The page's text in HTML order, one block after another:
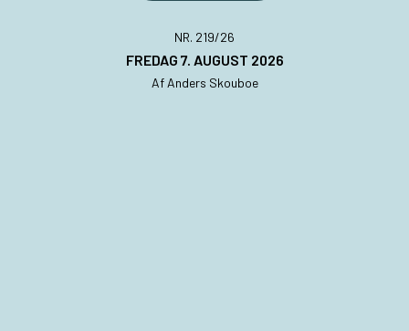
NR. 219/26
FREDAG 7. AUGUST 2026
Af Anders Skouboe